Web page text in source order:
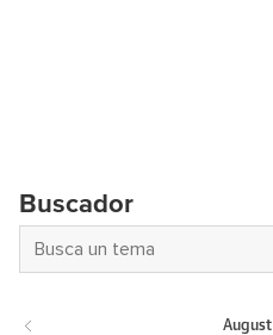
Buscador
August